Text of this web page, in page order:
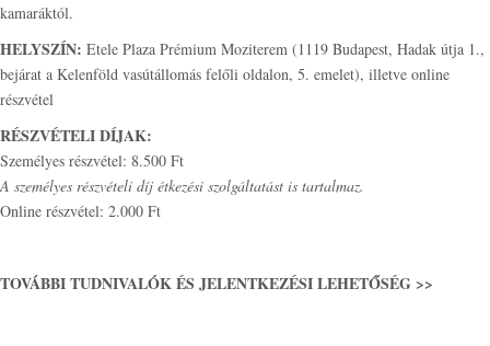
kamaráktól.
HELYSZÍN: Etele Plaza Prémium Moziterem (1119 Budapest, Hadak útja 1.,
bejárat a Kelenföld vasútállomás felőli oldalon, 5. emelet), illetve online
részvétel
RÉSZVÉTELI DÍJAK:
Személyes részvétel: 8.500 Ft
A személyes részvételi díj étkezési szolgáltatást is tartalmaz.
Online részvétel: 2.000 Ft
TOVÁBBI TUDNIVALÓK ÉS JELENTKEZÉSI LEHETŐSÉG >>